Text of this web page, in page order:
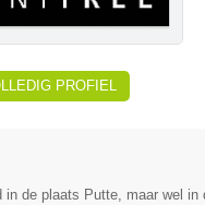
PROFIEL
in de plaats Putte, maar wel in